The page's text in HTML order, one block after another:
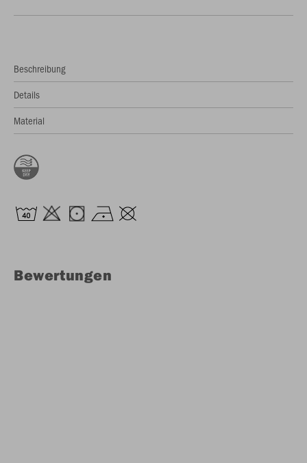
Beschreibung
Details
Material
Bewertungen